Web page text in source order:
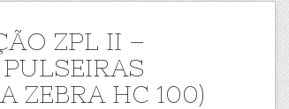
ZPL II –
ZEBRA HC 100)